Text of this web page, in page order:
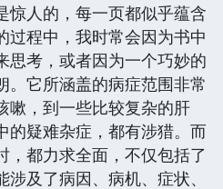
惊人的，每一页都似乎蕴含
过程中，我时常会因为书中
思考，或者因为一个巧妙的
。它所涵盖的病症范围非常
嗽，到一些比较复杂的肝
的疑难杂症，都有涉猎。而
，都力求全面，不仅包括了
及了病因、病机、症状、